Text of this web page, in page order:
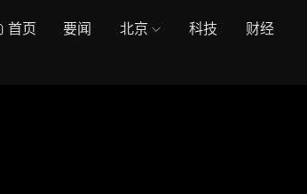
首页 要闻 北京 科技 财经